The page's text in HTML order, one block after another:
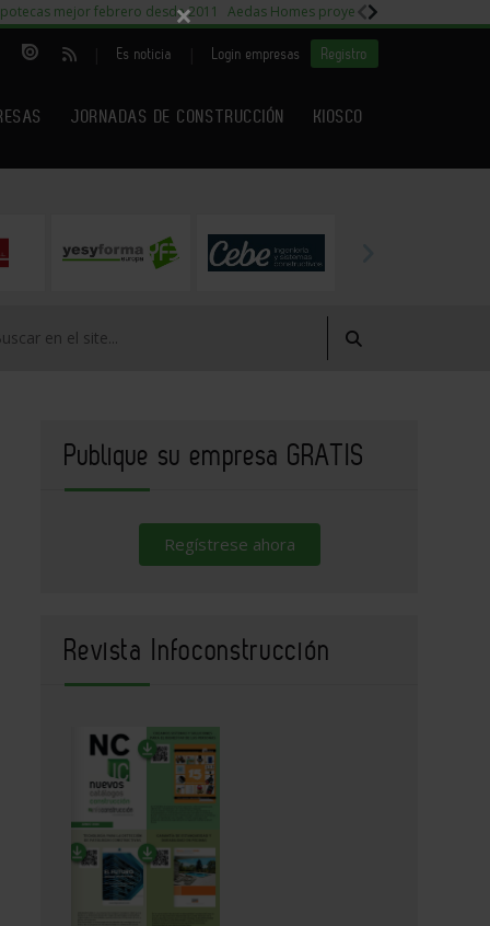
mejor febrero desde 2011 Aedas Homes proyecto Fiora
Es noticia Login empresas Registro
JORNADAS DE CONSTRUCCIÓN KIOSCO
Publique su empresa GRATIS
Regístrese ahora
Revista Infoconstrucción
×